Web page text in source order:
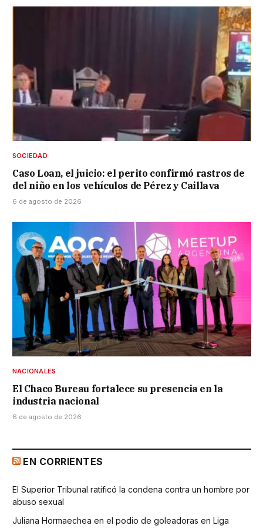
SOCIEDAD
Caso Loan, el juicio: el perito confirmó rastros de
del niño en los vehículos de Pérez y Caillava
6 de agosto de 2026
NACIONALES
El Chaco Bureau fortalece su presencia en la
industria nacional
6 de agosto de 2026
EN CORRIENTES
El Superior Tribunal ratificó la condena contra un hombre por
abuso sexual
Juliana Hormaechea en el podio de goleadoras en Liga